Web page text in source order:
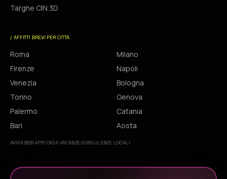
Targhe CIN 3D
/ AFFITTI BREVI PER CITTÀ
Roma
Milano
Firenze
Napoli
Venezia
Bologna
Torino
Genova
Palermo
Catania
Bari
Aosta
AVVIA B&B·APRI CASA VACANZE·CONSULENZE LOCALI